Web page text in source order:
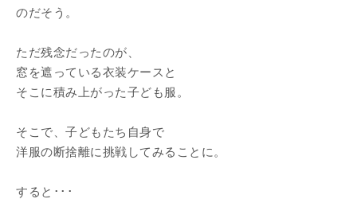
のだそう。
ただ残念だったのが、
窓を遮っている衣装ケースと
そこに積み上がった子ども服。
そこで、子どもたち自身で
洋服の断捨離に挑戦してみることに。
すると･･･